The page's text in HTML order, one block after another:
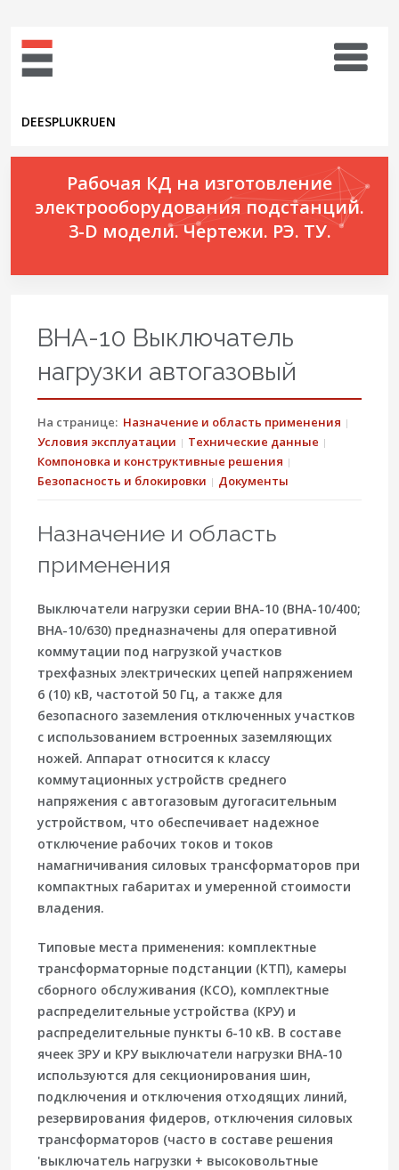
DEESPLUKRUEN
Рабочая КД на изготовление
электрооборудования подстанций.
3-D модели. Чертежи. РЭ. ТУ.
ВНА-10 Выключатель
нагрузки автогазовый
На странице: Назначение и область применения
Условия эксплуатации
Технические данные
Компоновка и конструктивные решения
Безопасность и блокировки
Документы
Назначение и область
применения
Выключатели нагрузки серии ВНА-10 (ВНА-10/400;
ВНА-10/630) предназначены для оперативной
коммутации под нагрузкой участков
трехфазных электрических цепей напряжением
6 (10) кВ, частотой 50 Гц, а также для
безопасного заземления отключенных участков
с использованием встроенных заземляющих
ножей. Аппарат относится к классу
коммутационных устройств среднего
напряжения с автогазовым дугогасительным
устройством, что обеспечивает надежное
отключение рабочих токов и токов
намагничивания силовых трансформаторов при
компактных габаритах и умеренной стоимости
владения.
Типовые места применения: комплектные
трансформаторные подстанции (КТП), камеры
сборного обслуживания (КСО), комплектные
распределительные устройства (КРУ) и
распределительные пункты 6-10 кВ. В составе
ячеек ЗРУ и КРУ выключатели нагрузки ВНА-10
используются для секционирования шин,
подключения и отключения отходящих линий,
резервирования фидеров, отключения силовых
трансформаторов (часто в составе решения
'выключатель нагрузки + высоковольтные